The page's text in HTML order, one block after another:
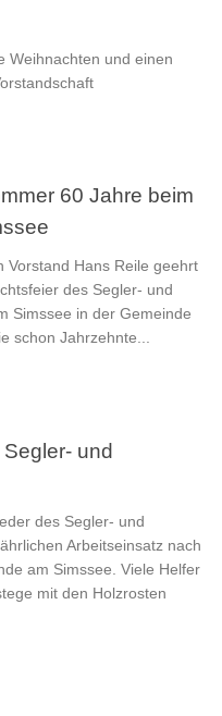
Weihnachten und einen
60 Jahre beim
Vorstand Hans Reile geehrt
des Segler- und
Simssee in der Gemeinde
schon Jahrzehnte...
und
des Segler- und
Arbeitseinsatz nach
am Simssee. Viele Helfer
mit den Holzrosten